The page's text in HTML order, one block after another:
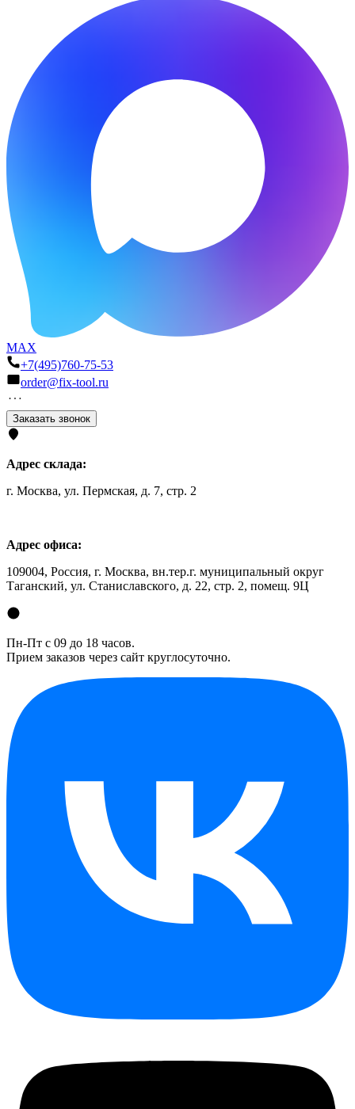
MAX
+7(495)760-75-53
order@fix-tool.ru
Заказать звонок
Адрес склада:
г. Москва, ул. Пермская, д. 7, стр. 2
Адрес офиса:
109004, Россия, г. Москва, вн.тер.г. муниципальный округ
Таганский, ул. Станиславского, д. 22, стр. 2, помещ. 9Ц
Пн-Пт с 09 до 18 часов.
Прием заказов через сайт круглосуточно.